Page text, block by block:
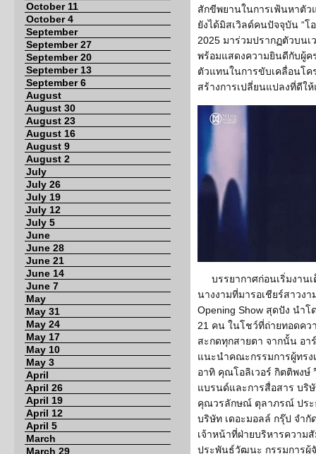
October 11
October 4
September
September 27
September 20
September 13
September 6
August
August 30
August 23
August 16
August 9
August 2
July
July 26
July 19
July 12
July 5
June
June 28
June 21
June 14
June 7
May
May 31
May 24
May 17
May 10
May 3
April
April 26
April 19
April 12
April 5
March
March 29
สักขีพยานในการเฟ้นหาตัว
ยังได้มิสเวิลด์คนปัจจุบัน “โ
2025 มาร่วมปรากฏตัวบน
พร้อมแสดงความยินดีกับผู้ค
ตัวแทนในการขับเคลื่อนโค
สร้างการเปลี่ยนแปลงที่ดีใ
บรรยากาศก่อนเริ่มงา
นางงามที่มารอเชียร์สาวง
Opening Show สุดปัง นำ
21 คน ในโชว์ที่ถ่ายทอดคว
สะกดทุกสายตา จากนั้น อา
แนะนำคณะกรรมการผู้ทร
อาทิ คุณโอลิเวอร์ กิตติพง
แบรนด์และการสื่อสาร บริ
คุณวรลักษณ์ ตุลาภรณ์ ประ
บริษัท เดอะมอลล์ กรุ๊ป จำ
เจ้าหน้าที่ฝ่ายบริหารควา
ประพันธ์วัฒนะ กรรมการผู้